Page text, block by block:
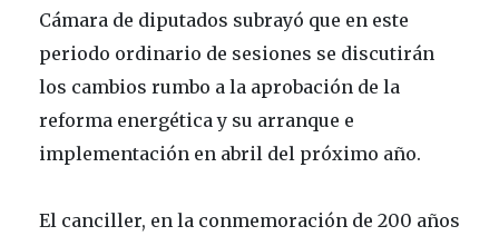
Cámara de diputados subrayó que en este
periodo ordinario de sesiones se discutirán
los cambios rumbo a la aprobación de la
reforma energética y su arranque e
implementación en abril del próximo año.
El canciller, en la conmemoración de 200 años